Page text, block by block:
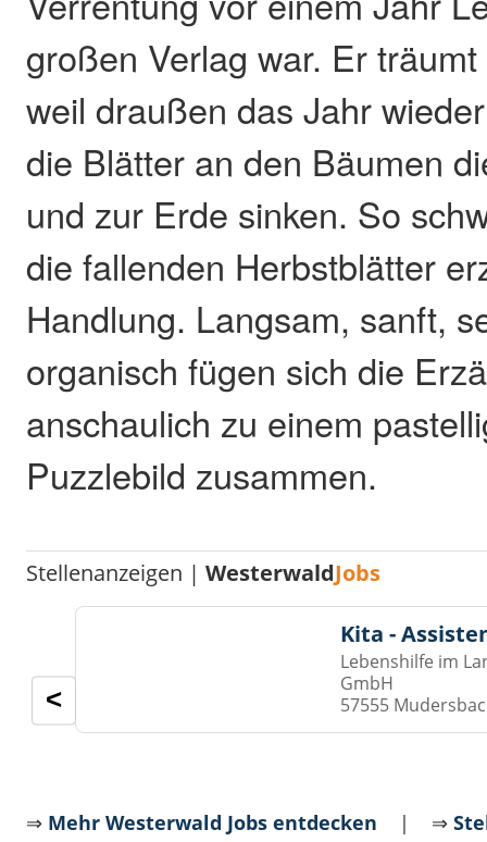
großen Verlag war. Er
weil draußen das Jahr
die Blätter an den Bäumen
und zur Erde sinken. So
die fallenden Herbstblätter
Handlung. Langsam, sanft,
organisch fügen sich die
anschaulich zu einem
Puzzlebild zusammen.
Stellenanzeigen |WesterwaldJobs
Kita -
Lebenshilfe im
GmbH
57555
<
⇒ Mehr Westerwald Jobs entdecken | ⇒